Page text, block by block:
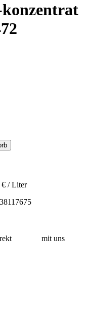
€ /Liter
mit uns